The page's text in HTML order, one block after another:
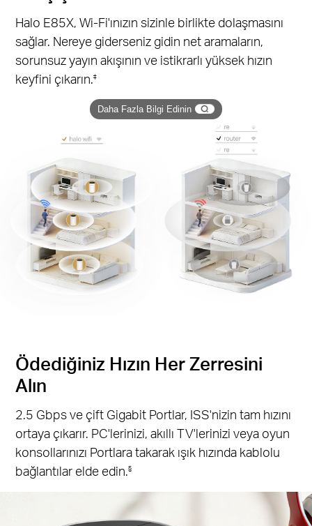
Halo E85X, Wi-Fi'ınızın sizinle birlikte dolaşmasını
sağlar. Nereye giderseniz gidin net aramaların,
sorunsuz yayın akışının ve istikrarlı yüksek hızın
keyfini çıkarın.‡
Daha Fazla Bilgi Edinin
Ödediğiniz Hızın Her Zerresini
Alın
2.5 Gbps ve çift Gigabit Portlar, ISS'nizin tam hızını
ortaya çıkarır. PC'lerinizi, akıllı TV'lerinizi veya oyun
konsollarınızı Portlara takarak ışık hızında kablolu
bağlantılar elde edin.§